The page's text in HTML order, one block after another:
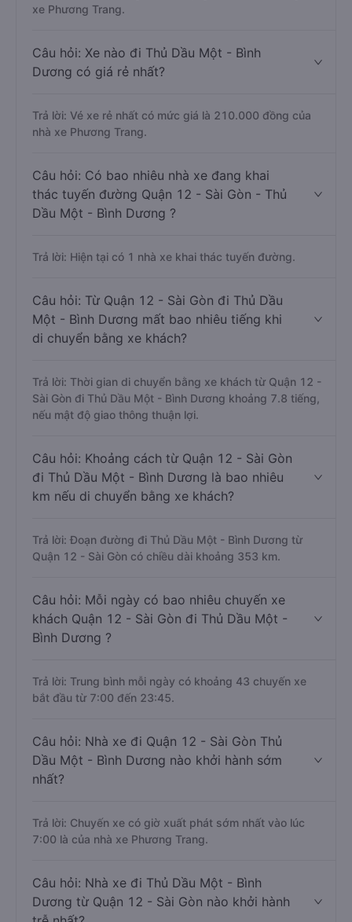
xe Phương Trang.
Câu hỏi: Xe nào đi Thủ Dầu Một - Bình
Dương có giá rẻ nhất?
Trả lời: Vé xe rẻ nhất có mức giá là 210.000 đồng của
nhà xe Phương Trang.
Câu hỏi: Có bao nhiêu nhà xe đang khai
thác tuyến đường Quận 12 - Sài Gòn - Thủ
Dầu Một - Bình Dương ?
Trả lời: Hiện tại có 1 nhà xe khai thác tuyến đường.
Câu hỏi: Từ Quận 12 - Sài Gòn đi Thủ Dầu
Một - Bình Dương mất bao nhiêu tiếng khi
di chuyển bằng xe khách?
Trả lời: Thời gian di chuyển bằng xe khách từ Quận 12 -
Sài Gòn đi Thủ Dầu Một - Bình Dương khoảng 7.8 tiếng,
nếu mật độ giao thông thuận lợi.
Câu hỏi: Khoảng cách từ Quận 12 - Sài Gòn
đi Thủ Dầu Một - Bình Dương là bao nhiêu
km nếu di chuyển bằng xe khách?
Trả lời: Đoạn đường đi Thủ Dầu Một - Bình Dương từ
Quận 12 - Sài Gòn có chiều dài khoảng 353 km.
Câu hỏi: Mỗi ngày có bao nhiêu chuyến xe
khách Quận 12 - Sài Gòn đi Thủ Dầu Một -
Bình Dương ?
Trả lời: Trung bình mỗi ngày có khoảng 43 chuyến xe
bắt đầu từ 7:00 đến 23:45.
Câu hỏi: Nhà xe đi Quận 12 - Sài Gòn Thủ
Dầu Một - Bình Dương nào khởi hành sớm
nhất?
Trả lời: Chuyến xe có giờ xuất phát sớm nhất vào lúc
7:00 là của nhà xe Phương Trang.
Câu hỏi: Nhà xe đi Thủ Dầu Một - Bình
Dương từ Quận 12 - Sài Gòn nào khởi hành